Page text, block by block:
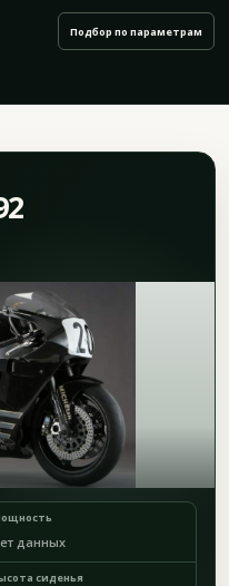
Подбор по параметрам
данных
сиденья